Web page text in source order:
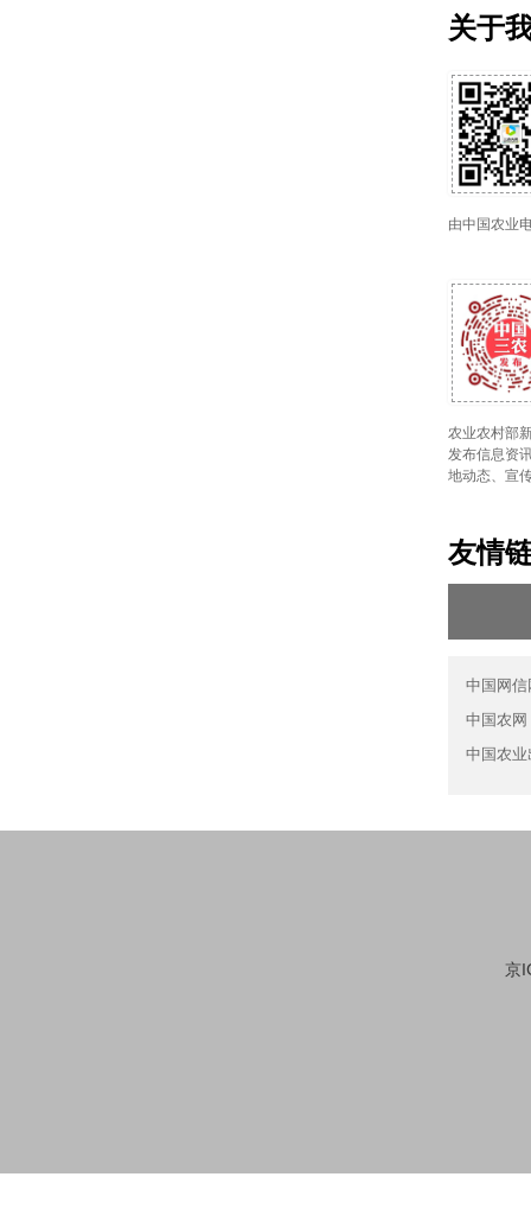
关于
由中国农业
农业农村部
发布信息资
地动态、宣
友情
中国网信
中国农网
中国农业
京